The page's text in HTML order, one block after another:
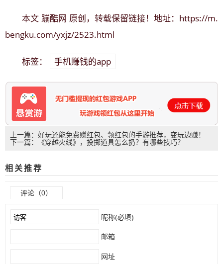
本文 蹦酷网 原创，转载保留链接！地址： https://m.
bengku.com/yxjz/2523.html
标签： 手机赚钱的app
上一篇：好玩还能免费赚红包、领红包的手游推荐，变玩边赚！
下一篇：《穿越火线》，投掷道具怎么扔？有哪些技巧？
相关推荐
评论（0）
昵称(必填)
邮箱
网址